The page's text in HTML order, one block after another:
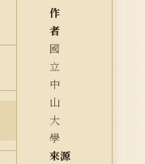
作
者
國
立
中
山
大
學
來源